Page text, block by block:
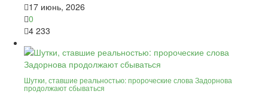
17 июнь, 2026
0
4 233
Шутки, ставшие реальностью: пророческие слова Задорнова
продолжают сбываться